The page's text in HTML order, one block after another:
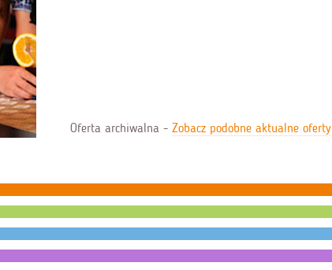
Oferta archiwalna -Zobacz podobne aktualne oferty